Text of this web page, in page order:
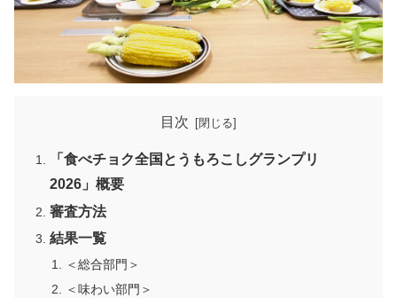
目次
「食べチョク全国とうもろこしグランプリ
2026」概要
審査方法
結果一覧
＜総合部門＞
＜味わい部門＞